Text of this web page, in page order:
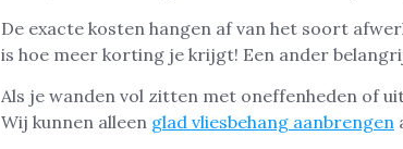
De exacte kosten hangen af van het soort
is hoe meer korting je krijgt! Een ander
Als je wanden vol zitten met oneffenheden of
Wij kunnen alleen glad vliesbehang aanbrengen